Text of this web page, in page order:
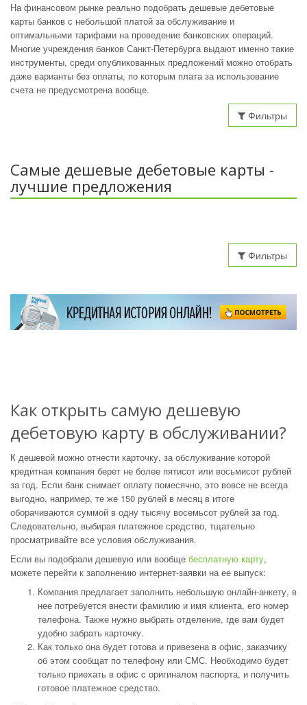
На финансовом рынке реально подобрать дешевые дебетовые
карты банков с небольшой платой за обслуживание и
оптимальными тарифами на проведение банковских операций.
Многие учреждения банков Санкт-Петербурга выдают именно такие
инструменты, среди опубликованных предложений можно отобрать
даже варианты без оплаты, по которым плата за использование
счета не предусмотрена вообще.
Фильтры
Самые дешевые дебетовые карты -
лучшие предложения
Фильтры
Как открыть самую дешевую
дебетовую карту в обслуживании?
К дешевой можно отнести карточку, за обслуживание которой
кредитная компания берет не более пятисот или восьмисот рублей
за год. Если банк снимает оплату помесячно, это вовсе не всегда
выгодно, например, те же 150 рублей в месяц в итоге
оборачиваются суммой в одну тысячу восемьсот рублей за год.
Следовательно, выбирая платежное средство, тщательно
просматривайте все условия обслуживания.
Если вы подобрали дешевую или вообще бесплатную карту,
можете перейти к заполнению интернет-заявки на ее выпуск:
Компания предлагает заполнить небольшую онлайн-анкету, в
нее потребуется внести фамилию и имя клиента, его номер
телефона. Также нужно выбрать отделение, где вам будет
удобно забрать карточку.
Как только она будет готова и привезена в офис, заказчику
об этом сообщат по телефону или СМС. Необходимо будет
только приехать в офис c оригиналом паспорта, и получить
готовое платежное средство.